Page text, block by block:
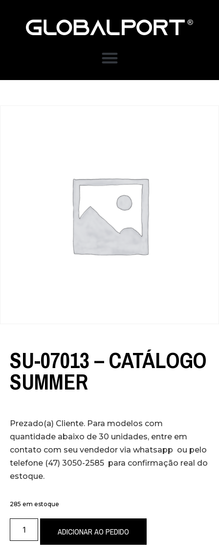
SU-07013 – CATÁLOGO
SUMMER
Prezado(a) Cliente. Para modelos com
quantidade abaixo de 30 unidades, entre em
contato com seu vendedor via whatsapp ou pelo
telefone (47) 3050-2585 para confirmação real do
estoque.
285 em estoque
ADICIONAR AO PEDIDO